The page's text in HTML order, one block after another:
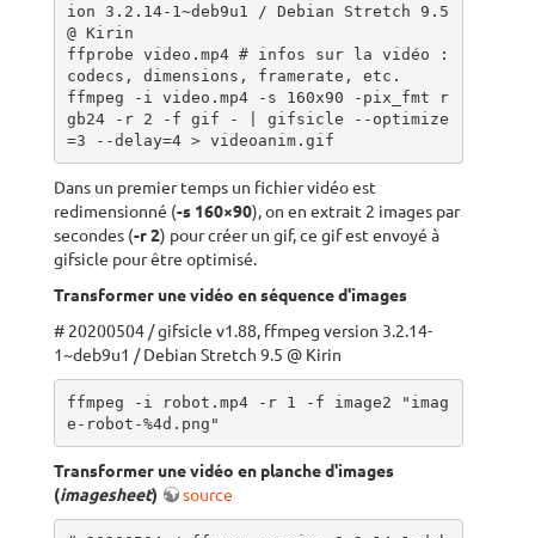
ion 3.2.14-1~deb9u1 / Debian Stretch 9.5
@ Kirin
ffprobe video.mp4 # infos sur la vidéo :
codecs, dimensions, framerate, etc.
ffmpeg -i video.mp4 -s 160x90 -pix_fmt r
gb24 -r 2 -f gif - | gifsicle --optimize
=3 --delay=4 > videoanim.gif
Dans un premier temps un fichier vidéo est
redimensionné (-s 160×90), on en extrait 2 images par
secondes (-r 2) pour créer un gif, ce gif est envoyé à
gifsicle pour être optimisé.
Transformer une vidéo en séquence d'images
# 20200504 / gifsicle v1.88, ffmpeg version 3.2.14-
1~deb9u1 / Debian Stretch 9.5 @ Kirin
ffmpeg -i robot.mp4 -r 1 -f image2 "imag
e-robot-%4d.png"
Transformer une vidéo en planche d'images
(imagesheet) source